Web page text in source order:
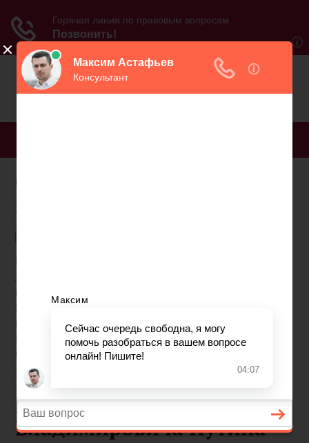
С какого года путин
пенсионерам
лет, и поскольку он ещё на посту, то его можно
назвать работающим пенсионером. Так сколько
же получает глава государства? Таким вопросом
интересуются множество жителей нашей страны.
Различные слухи и домыслы только ещё больше
подогревают интерес к этой теме.
Размер пенсии
Владимира
Владимировича Путина